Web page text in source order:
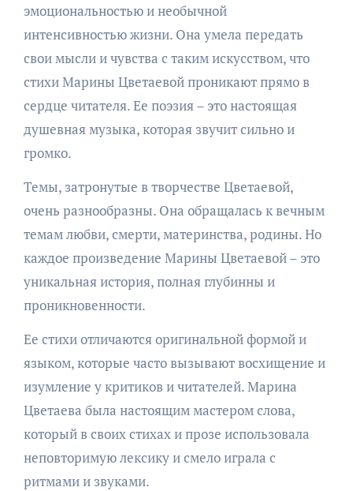
эмоциональностью и необычной
интенсивностью жизни. Она умела передать
свои мысли и чувства с таким искусством, что
стихи Марины Цветаевой проникают прямо в
сердце читателя. Ее поэзия – это настоящая
душевная музыка, которая звучит сильно и
громко.
Темы, затронутые в творчестве Цветаевой,
очень разнообразны. Она обращалась к вечным
темам любви, смерти, материнства, родины. Но
каждое произведение Марины Цветаевой – это
уникальная история, полная глубинны и
проникновенности.
Ее стихи отличаются оригинальной формой и
языком, которые часто вызывают восхищение и
изумление у критиков и читателей. Марина
Цветаева была настоящим мастером слова,
который в своих стихах и прозе использовала
неповторимую лексику и смело играла с
ритмами и звуками.